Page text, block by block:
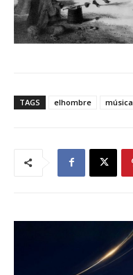
TAGS elhombre música